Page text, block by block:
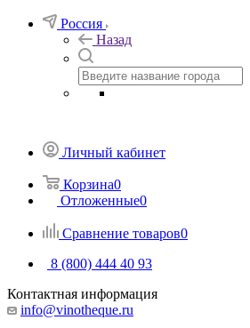
Россия
Назад
Личный кабинет
Корзина0
Отложенные0
Сравнение товаров0
8 (800) 444 40 93
Контактная информация
info@vinotheque.ru